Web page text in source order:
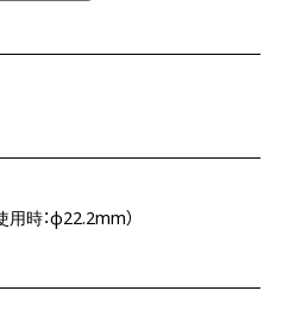
時：φ22.2mm）